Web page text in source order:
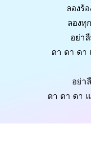
ลองร้
ลองทุ
อย่า
ดา ดา ดา
อย่า
ดา ดา ดา แ